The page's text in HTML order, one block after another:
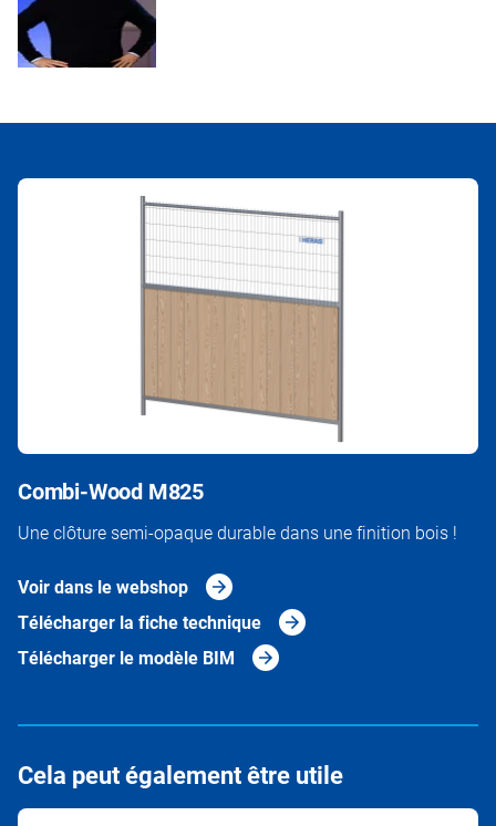
Combi-Wood M825
Une clôture semi-opaque durable dans une finition bois !
Voir dans le webshop
Télécharger la fiche technique
Télécharger le modèle BIM
Cela peut également être utile